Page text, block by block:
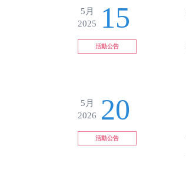
5月
2025
15
活動公告
5月
2026
20
活動公告